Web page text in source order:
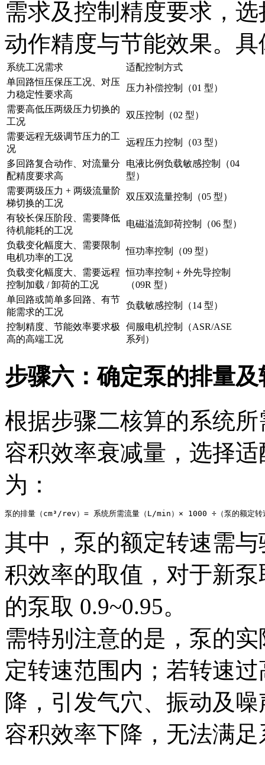
需求及控制精度要求，
动作精度与节能效果。
系统工况需求
适配控制方式
单回路恒压保压工况、对压
力稳定性要求高
压力补偿控制（01 型）
需要高低压两级压力切换的
工况
双压控制（02 型）
需要远程无级调节压力的工
况
远程压力控制（03 型）
多回路复合动作、对流量分
配精度要求高
电液比例负载敏感控制（04
型）
需要两级压力 + 两级流量阶
梯切换的工况
双压双流量控制（05 型）
有较长保压阶段、需要降低
待机能耗的工况
电磁溢流卸荷控制（06 型）
负载变化幅度大、需要限制
电机功率的工况
恒功率控制（09 型）
负载变化幅度大、需要远程
控制加载 / 卸荷的工况
恒功率控制 + 外先导控制
（09R 型）
单回路或简单多回路、有节
能需求的工况
负载敏感控制（14 型）
控制精度、节能效率要求极
高的高端工况
伺服电机控制（ASR/ASE
系列）
步骤六：确定泵的排量
根据步骤二核算的系统
容积效率衰减量，选择
为：
泵的排量（cm³/rev）= 系统所需流量（L/min）× 1000 ÷（泵的额定
其中，泵的额定转速需
积效率的取值，对于新
的泵取 0.9~0.95。
需特别注意的是，泵的
定转速范围内；若转速
降，引发气穴、振动及
容积效率下降，无法满